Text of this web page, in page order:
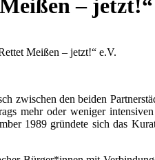
– jetzt!“
Meißen – jetzt!“ e.V.
zwischen den beiden
mehr oder weniger
1989 gründete sich das